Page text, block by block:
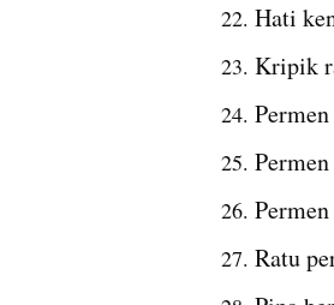
Hati
Kripik
Ratu